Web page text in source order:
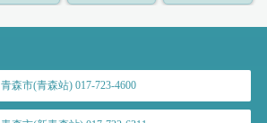
青森市(青森站) 017-723-4600